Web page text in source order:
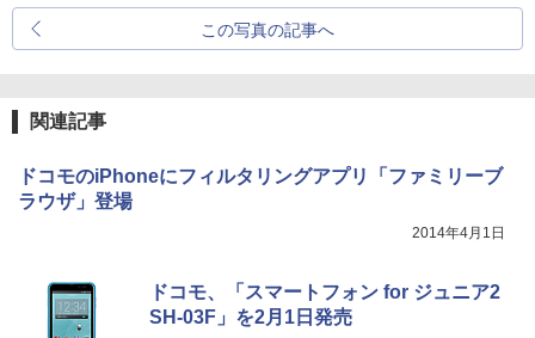
この写真の記事へ
関連記事
ドコモのiPhoneにフィルタリングアプリ「ファミリーブ
ラウザ」登場
2014年4月1日
ドコモ、「スマートフォン for ジュニア2
SH-03F」を2月1日発売